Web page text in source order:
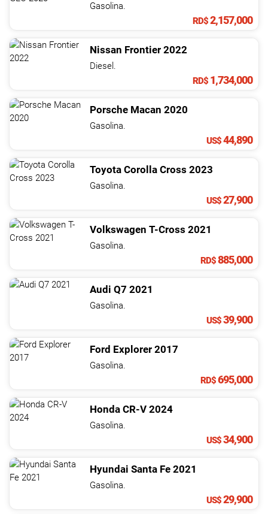
Gasolina.
RD$2,157,000
Nissan Frontier 2022
Diesel.
RD$ 1,734,000
Porsche Macan 2020
Gasolina.
US$44,890
Toyota Corolla Cross 2023
Gasolina.
US$27,900
Volkswagen T-Cross 2021
Gasolina.
RD$885,000
Audi Q7 2021
Gasolina.
US$39,900
Ford Explorer 2017
Gasolina.
RD$695,000
Honda CR-V 2024
Gasolina.
US$34,900
Hyundai Santa Fe 2021
Gasolina.
US$29,900